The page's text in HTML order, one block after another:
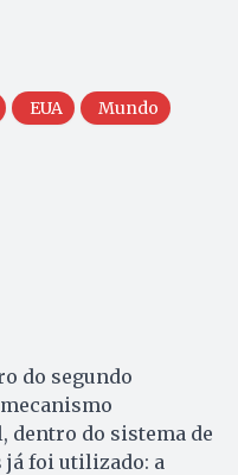
EUA Mundo
do segundo
dentro do sistema de
já foi utilizado: a